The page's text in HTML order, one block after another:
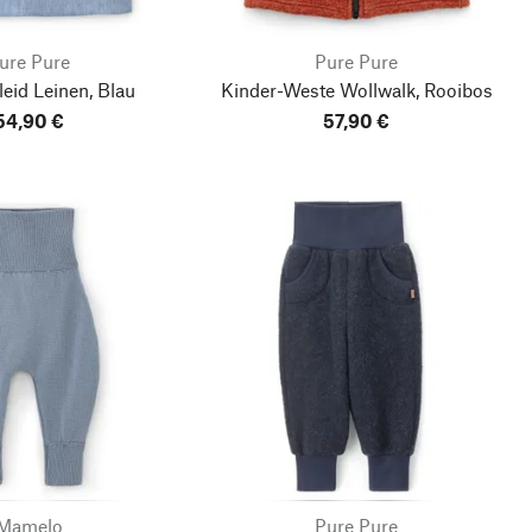
Pure
Leinen, Blau
€
Pure Pure
Kinder-Weste Wollwalk, Rooibos
57,90 €
Pure Pure